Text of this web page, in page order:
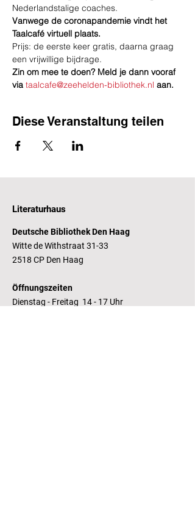
Nederlandstalige coaches.
Vanwege de coronapandemie vindt het
Taalcafé virtuell plaats.
Prijs: de eerste keer gratis, daarna graag
een vrijwillige bijdrage.
Zin om mee te doen? Meld je dann vooraf
via taalcafe@zeehelden-bibliothek.nl aan.
Diese Veranstaltung teilen
Literaturhaus
Deutsche Bibliothek Den Haag
Witte de Withstraat 31-33
2518 CP Den Haag
Öffnungszeiten
Dienstag - Freitag 14 - 17 Uhr